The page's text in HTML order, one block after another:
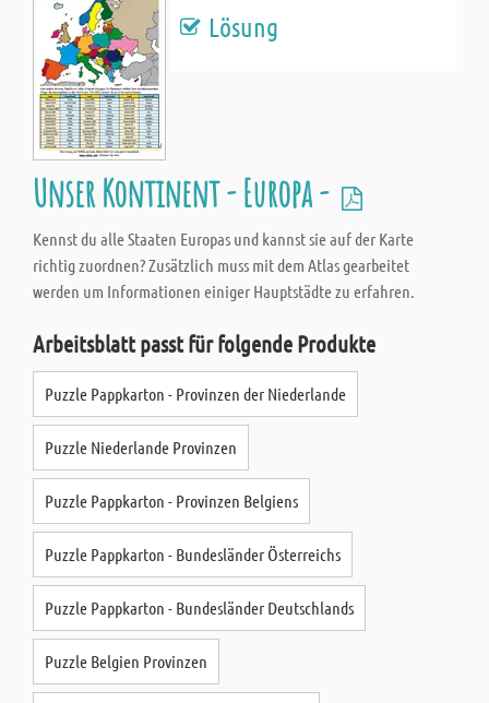
Lösung
Unser Kontinent - Europa -
Kennst du alle Staaten Europas und kannst sie auf der Karte
richtig zuordnen? Zusätzlich muss mit dem Atlas gearbeitet
werden um Informationen einiger Hauptstädte zu erfahren.
Arbeitsblatt passt für folgende Produkte
Puzzle Pappkarton - Provinzen der Niederlande
Puzzle Niederlande Provinzen
Puzzle Pappkarton - Provinzen Belgiens
Puzzle Pappkarton - Bundesländer Österreichs
Puzzle Pappkarton - Bundesländer Deutschlands
Puzzle Belgien Provinzen